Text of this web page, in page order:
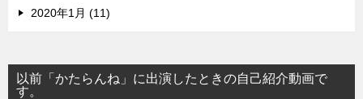
2020年1月 (11)
以前「かたらんね」に出演したときの自己紹介動画で
す。